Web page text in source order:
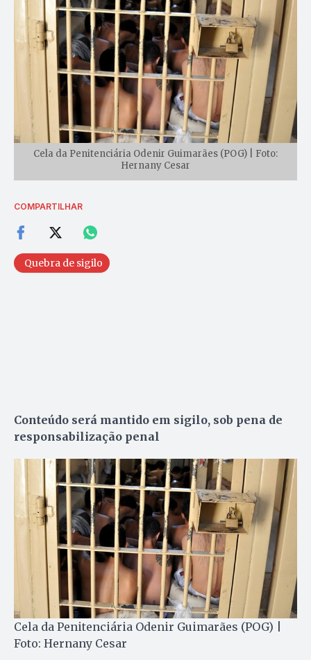
Cela da Penitenciária Odenir Guimarães (POG) | Foto:
Hernany Cesar
COMPARTILHAR
Quebra de sigilo
Conteúdo será mantido em sigilo, sob pena de
responsabilização penal
Cela da Penitenciária Odenir Guimarães (POG) |
Foto: Hernany Cesar